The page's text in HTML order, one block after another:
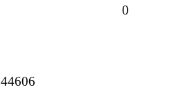
0
44606